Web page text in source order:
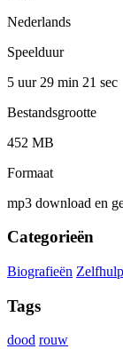
Nederlands
Speelduur
5 uur 29 min 21 sec
Bestandsgrootte
452 MB
Formaat
mp3 download en
Categorieën
Biografieën Zelfhulp
Tags
dood rouw